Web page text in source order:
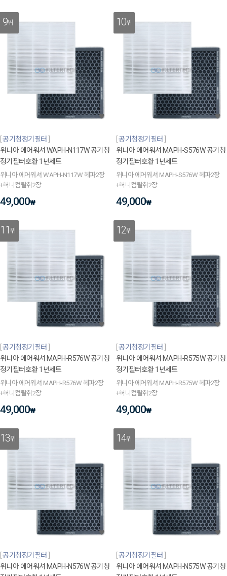
9위
공기청정기필터
위니아 에어워셔 WAPH-N117W 공기청
정기필터호환 1년세트
위니아 에어워셔 WAPH-N117W 헤파2장
+허니컴탈취2장
49,000₩
10위
공기청정기필터
위니아 에어워셔 MAPH-S576W 공기청
정기필터호환 1년세트
위니아 에어워셔 MAPH-S576W 헤파2장
+허니컴탈취2장
49,000₩
11위
공기청정기필터
위니아 에어워셔 MAPH-R576W 공기청
정기필터호환 1년세트
위니아 에어워셔 MAPH-R576W 헤파2장
+허니컴탈취2장
49,000₩
12위
공기청정기필터
위니아 에어워셔 MAPH-R575W 공기청
정기필터호환 1년세트
위니아 에어워셔 MAPH-R575W 헤파2장
+허니컴탈취2장
49,000₩
13위
공기청정기필터
위니아 에어워셔 MAPH-N576W 공기청
14위
공기청정기필터
위니아 에어워셔 MAPH-N575W 공기청